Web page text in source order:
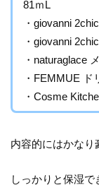
81ｍL
・giovanni
・giovanni
・naturaglace
・FEMMUE ド
・Cosme
内容的にはかなり
しっかりと保湿